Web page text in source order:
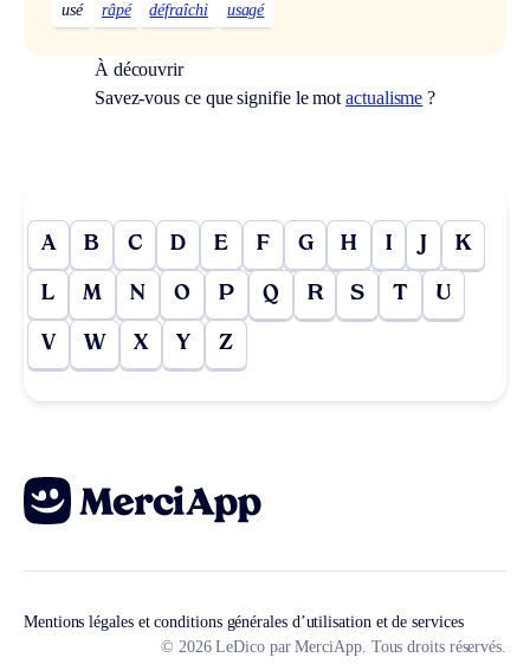
usé râpé défraîchi usagé
À découvrir
Savez-vous ce que signifie le motactualisme ?
A B C D E F G H I J K
L M N O P Q R S T U
V W X Y Z
Mentions légales et conditions générales d’utilisation et de services
© 2026 LeDico par MerciApp. Tous droits réservés.